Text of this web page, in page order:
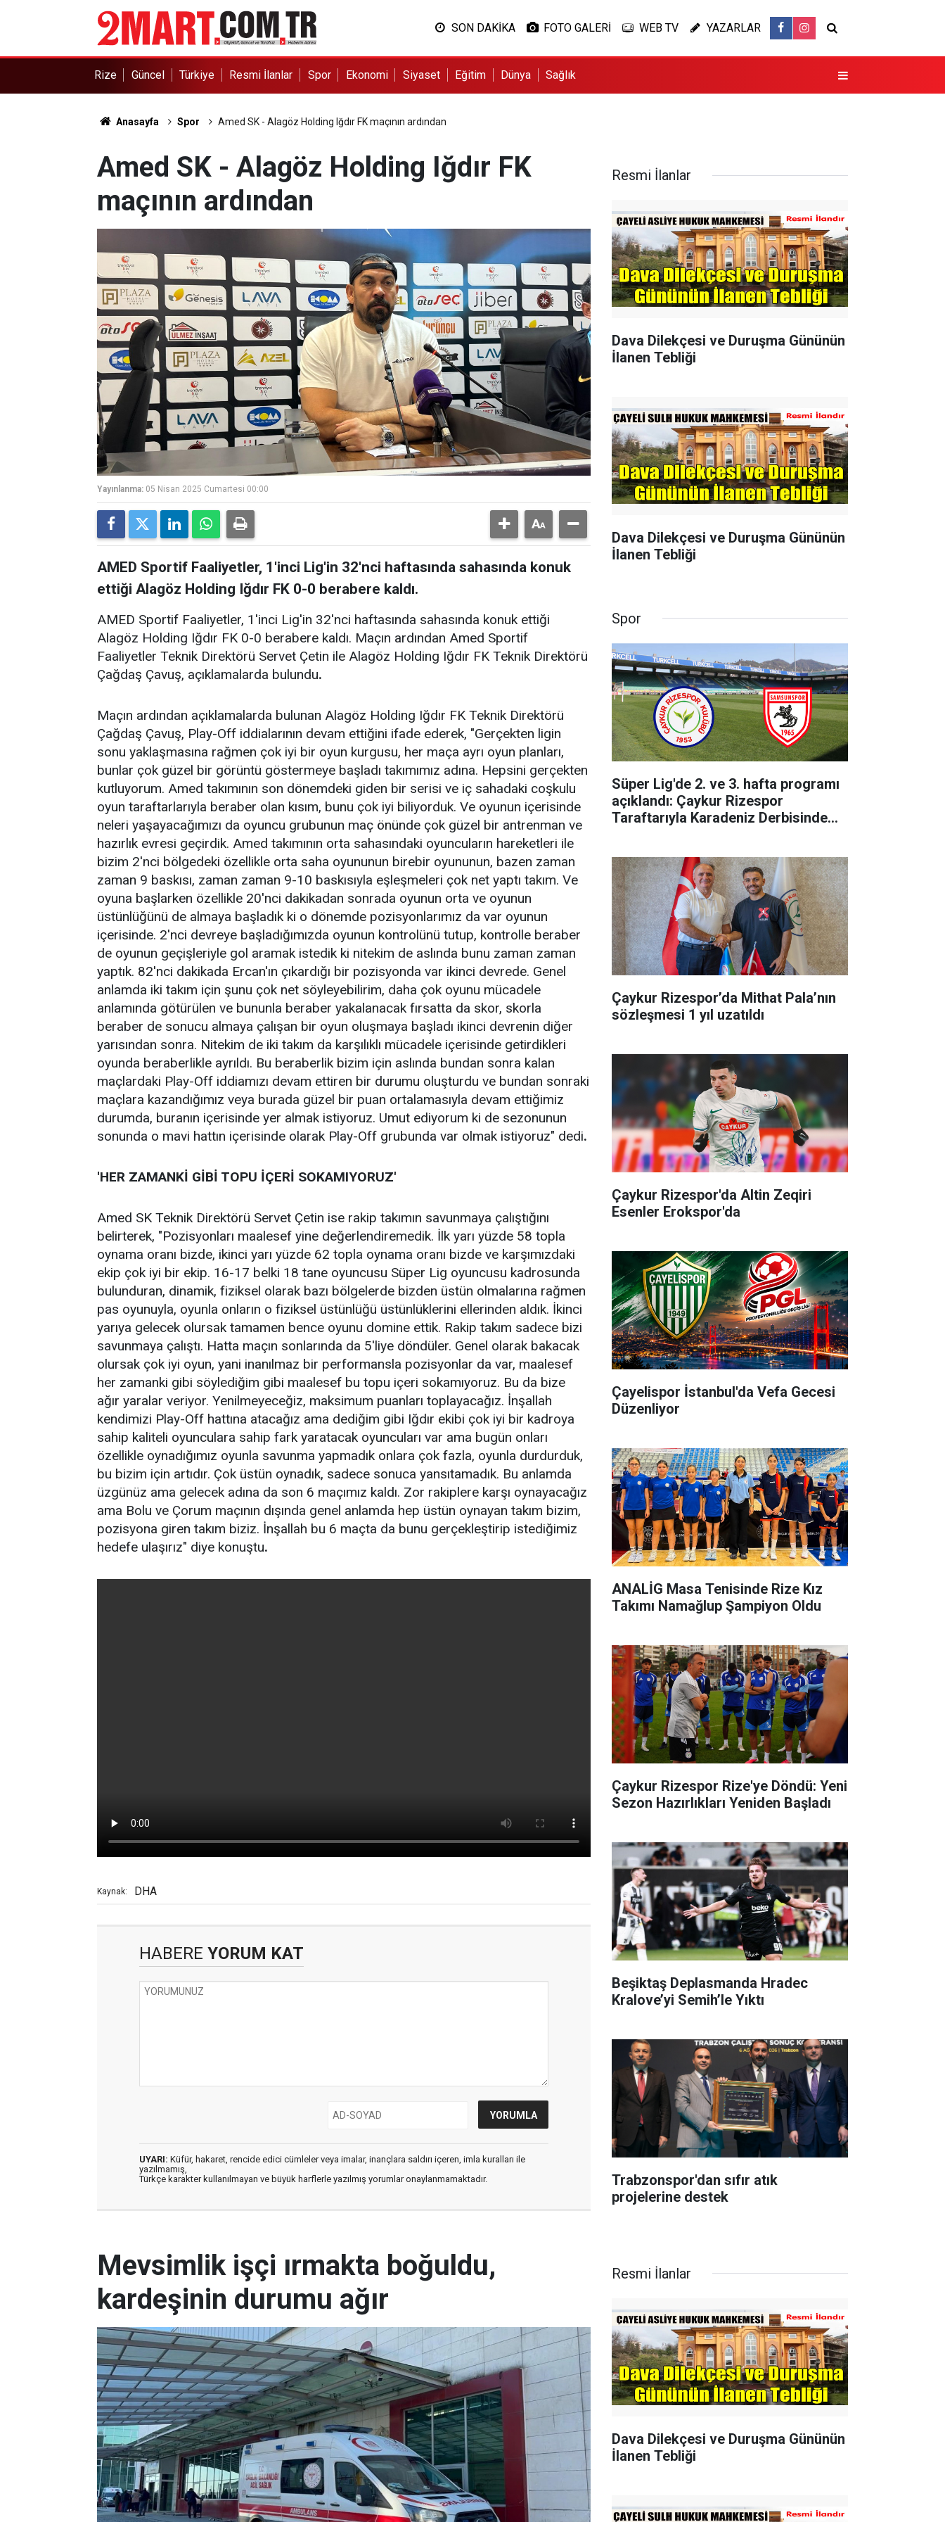
SON DAKİKA FOTO GALERİ WEB TV YAZARLAR
Rize Güncel Türkiye Resmi İlanlar Spor Ekonomi Siyaset Eğitim Dünya Sağlık
Anasayfa Spor Amed SK - Alagöz Holding Iğdır FK maçının ardından
Amed SK - Alagöz Holding Iğdır FK
maçının ardından
Yayınlanma: 05 Nisan 2025 Cumartesi 00:00
AMED Sportif Faaliyetler, 1'inci Lig'in 32'nci haftasında sahasında konuk
ettiği Alagöz Holding Iğdır FK 0-0 berabere kaldı.
AMED Sportif Faaliyetler, 1'inci Lig'in 32'nci haftasında sahasında konuk ettiği
Alagöz Holding Iğdır FK 0-0 berabere kaldı. Maçın ardından Amed Sportif
Faaliyetler Teknik Direktörü Servet Çetin ile Alagöz Holding Iğdır FK Teknik Direktörü
Çağdaş Çavuş, açıklamalarda bulundu.
Maçın ardından açıklamalarda bulunan Alagöz Holding Iğdır FK Teknik Direktörü
Çağdaş Çavuş, Play-Off iddialarının devam ettiğini ifade ederek, "Gerçekten ligin
sonu yaklaşmasına rağmen çok iyi bir oyun kurgusu, her maça ayrı oyun planları,
bunlar çok güzel bir görüntü göstermeye başladı takımımız adına. Hepsini gerçekten
kutluyorum. Amed takımının son dönemdeki giden bir serisi ve iç sahadaki coşkulu
oyun taraftarlarıyla beraber olan kısım, bunu çok iyi biliyorduk. Ve oyunun içerisinde
neleri yaşayacağımızı da oyuncu grubunun maç önünde çok güzel bir antrenman ve
hazırlık evresi geçirdik. Amed takımının orta sahasındaki oyuncuların hareketleri ile
bizim 2'nci bölgedeki özellikle orta saha oyununun birebir oyununun, bazen zaman
zaman 9 baskısı, zaman zaman 9-10 baskısıyla eşleşmeleri çok net yaptı takım. Ve
oyuna başlarken özellikle 20'nci dakikadan sonrada oyunun orta ve oyunun
üstünlüğünü de almaya başladık ki o dönemde pozisyonlarımız da var oyunun
içerisinde. 2'nci devreye başladığımızda oyunun kontrolünü tutup, kontrolle beraber
de oyunun geçişleriyle gol aramak istedik ki nitekim de aslında bunu zaman zaman
yaptık. 82'nci dakikada Ercan'ın çıkardığı bir pozisyonda var ikinci devrede. Genel
anlamda iki takım için şunu çok net söyleyebilirim, daha çok oyunu mücadele
anlamında götürülen ve bununla beraber yakalanacak fırsatta da skor, skorla
beraber de sonucu almaya çalışan bir oyun oluşmaya başladı ikinci devrenin diğer
yarısından sonra. Nitekim de iki takım da karşılıklı mücadele içerisinde getirdikleri
oyunda beraberlikle ayrıldı. Bu beraberlik bizim için aslında bundan sonra kalan
maçlardaki Play-Off iddiamızı devam ettiren bir durumu oluşturdu ve bundan sonraki
maçlara kazandığımız veya burada güzel bir puan ortalamasıyla devam ettiğimiz
durumda, buranın içerisinde yer almak istiyoruz. Umut ediyorum ki de sezonunun
sonunda o mavi hattın içerisinde olarak Play-Off grubunda var olmak istiyoruz" dedi.
'HER ZAMANKİ GİBİ TOPU İÇERİ SOKAMIYORUZ'
Amed SK Teknik Direktörü Servet Çetin ise rakip takımın savunmaya çalıştığını
belirterek, "Pozisyonları maalesef yine değerlendiremedik. İlk yarı yüzde 58 topla
oynama oranı bizde, ikinci yarı yüzde 62 topla oynama oranı bizde ve karşımızdaki
ekip çok iyi bir ekip. 16-17 belki 18 tane oyuncusu Süper Lig oyuncusu kadrosunda
bulunduran, dinamik, fiziksel olarak bazı bölgelerde bizden üstün olmalarına rağmen
pas oyunuyla, oyunla onların o fiziksel üstünlüğü üstünlüklerini ellerinden aldık. İkinci
yarıya gelecek olursak tamamen bence oyunu domine ettik. Rakip takım sadece bizi
savunmaya çalıştı. Hatta maçın sonlarında da 5'liye döndüler. Genel olarak bakacak
olursak çok iyi oyun, yani inanılmaz bir performansla pozisyonlar da var, maalesef
her zamanki gibi söylediğim gibi maalesef bu topu içeri sokamıyoruz. Bu da bize
ağır yaralar veriyor. Yenilmeyeceğiz, maksimum puanları toplayacağız. İnşallah
kendimizi Play-Off hattına atacağız ama dediğim gibi Iğdır ekibi çok iyi bir kadroya
sahip kaliteli oyunculara sahip fark yaratacak oyuncuları var ama bugün onları
özellikle oynadığımız oyunla savunma yapmadık onlara çok fazla, oyunla durdurduk,
bu bizim için artıdır. Çok üstün oynadık, sadece sonuca yansıtamadık. Bu anlamda
üzgünüz ama gelecek adına da son 6 maçımız kaldı. Zor rakiplere karşı oynayacağız
ama Bolu ve Çorum maçının dışında genel anlamda hep üstün oynayan takım bizim,
pozisyona giren takım biziz. İnşallah bu 6 maçta da bunu gerçekleştirip istediğimiz
hedefe ulaşırız" diye konuştu.
Kaynak: DHA
HABERE YORUM KAT
UYARI: Küfür, hakaret, rencide edici cümleler veya imalar, inançlara saldırı içeren, imla kuralları ile
yazılmamış,
Türkçe karakter kullanılmayan ve büyük harflerle yazılmış yorumlar onaylanmamaktadır.
Resmi İlanlar
Dava Dilekçesi ve Duruşma Gününün
İlanen Tebliği
Dava Dilekçesi ve Duruşma Gününün
İlanen Tebliği
Spor
Süper Lig'de 2. ve 3. hafta programı
açıklandı: Çaykur Rizespor
Taraftarıyla Karadeniz Derbisinde
Çaykur Rizespor’da Mithat Pala’nın
sözleşmesi 1 yıl uzatıldı
Çaykur Rizespor'da Altin Zeqiri
Esenler Erokspor'da
Çayelispor İstanbul'da Vefa Gecesi
Düzenliyor
ANALİG Masa Tenisinde Rize Kız
Takımı Namağlup Şampiyon Oldu
Çaykur Rizespor Rize'ye Döndü: Yeni
Sezon Hazırlıkları Yeniden Başladı
Beşiktaş Deplasmanda Hradec
Kralove’yi Semih’le Yıktı
Trabzonspor'dan sıfır atık
projelerine destek
Mevsimlik işçi ırmakta boğuldu,
kardeşinin durumu ağır
Resmi İlanlar
Dava Dilekçesi ve Duruşma Gününün
İlanen Tebliği